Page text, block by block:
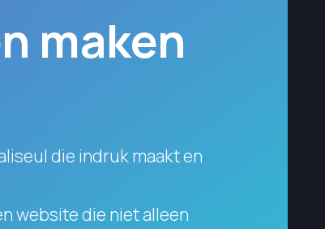
maken
die indruk maakt en
website die niet alleen